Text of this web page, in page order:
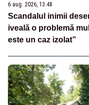
6 aug. 2026, 13:48
Scandalul inimii
iveală o problemă
este un caz izolat”